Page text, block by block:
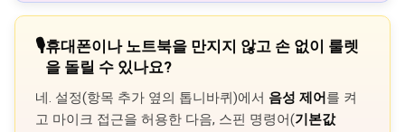
🎙️휴대폰이나 노트북을 만지지 않고 손 없이 룰렛
을 돌릴 수 있나요?
네. 설정(항목 추가 옆의 톱니바퀴)에서 음성 제어를 켜
고 마이크 접근을 허용한 다음, 스핀 명령어(기본값